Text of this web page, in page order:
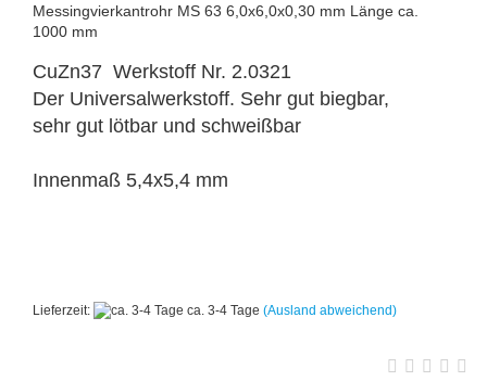
Messingvierkantrohr MS 63 6,0x6,0x0,30 mm Länge ca.
1000 mm
CuZn37 Werkstoff Nr. 2.0321
Der Universalwerkstoff. Sehr gut biegbar,
sehr gut lötbar und schweißbar
Innenmaß 5,4x5,4 mm
Lieferzeit: ca. 3-4 Tage (Ausland abweichend)